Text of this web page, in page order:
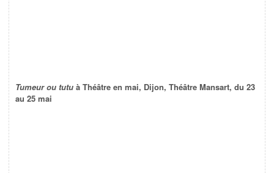
Tumeur ou tutu à Théâtre en mai, Dijon, Théâtre Mansart, du 23
au 25 mai